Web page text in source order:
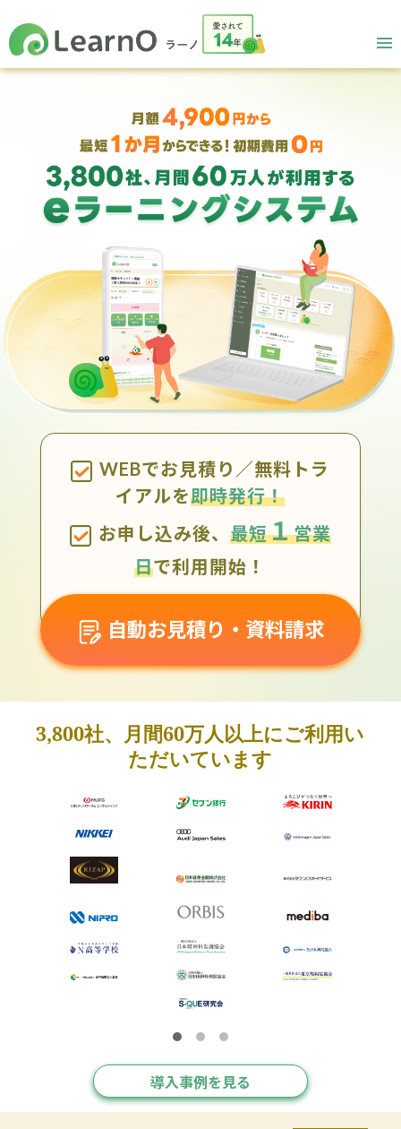
WEBでお見積り／無料トラ
イアルを即時発行！
お申し込み後、 最短１営業
日で利用開始！
自動お見積り・資料請求
3,800社、月間60万人以上にご利用い
ただいています
1 2 3
導入事例を見る